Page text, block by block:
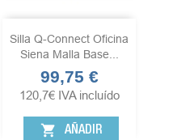
Silla Q-Connect Oficina
Siena Malla Base...
Precio
99,75 €
120,7€ IVA incluído
shopping_cart AÑADIR